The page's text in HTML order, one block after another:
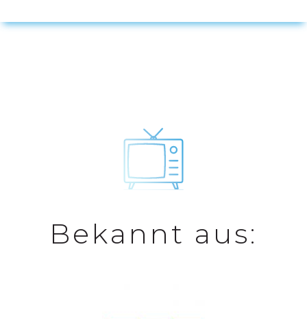
Bekannt aus: